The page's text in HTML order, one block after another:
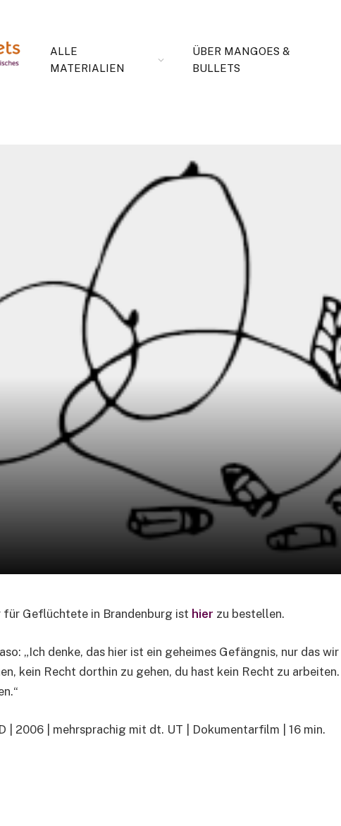
ALLE
MATERIALIEN
ÜBER MANGOES &
BULLETS
für Geflüchtete in Brandenburg ist hier zu bestellen.
„Ich denke, das hier ist ein geheimes Gefängnis, nur das
kein Recht dorthin zu gehen, du hast kein Recht zu
| 2006 | mehrsprachig mit dt. UT | Dokumentarfilm | 16 min.